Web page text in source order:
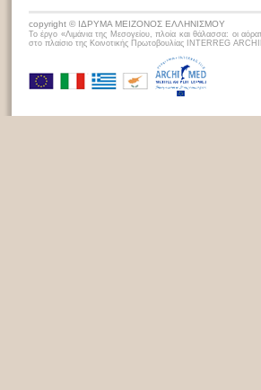
copyright © ΙΔΡΥΜΑ ΜΕΙΖΟΝΟΣ ΕΛΛΗΝΙΣΜΟΥ
Το έργο «Λιμάνια της Μεσογείου, πλoία και θάλασσα: οι
στο πλαίσιο της Κοινοτικής Πρωτοβουλίας INTERREG